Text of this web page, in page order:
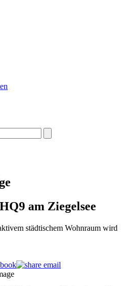
am Ziegelsee
städtischem Wohnraum wird